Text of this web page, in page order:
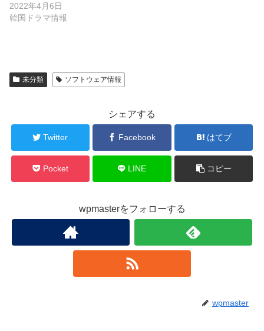
2022年4月6日
韓国ドラマ情報
未分類 ソフトウェア情報
シェアする
Twitter Facebook はてブ
Pocket LINE コピー
wpmasterをフォローする
wpmaster